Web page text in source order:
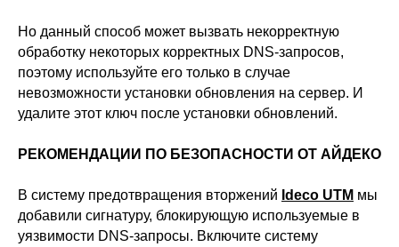
Но данный способ может вызвать некорректную
обработку некоторых корректных DNS-запросов,
поэтому используйте его только в случае
невозможности установки обновления на сервер. И
удалите этот ключ после установки обновлений.
РЕКОМЕНДАЦИИ ПО БЕЗОПАСНОСТИ ОТ АЙДЕКО
В систему предотвращения вторжений Ideco UTM мы
добавили сигнатуру, блокирующую используемые в
уязвимости DNS-запросы. Включите систему